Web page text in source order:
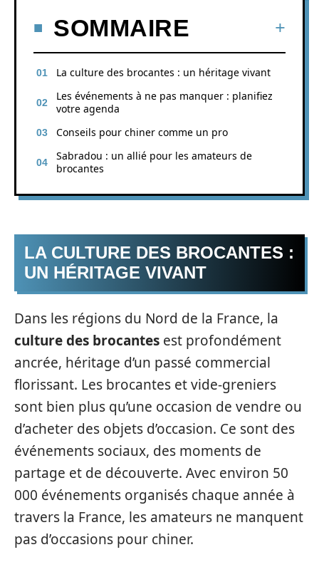
SOMMAIRE
La culture des brocantes : un héritage vivant
Les événements à ne pas manquer : planifiez
votre agenda
Conseils pour chiner comme un pro
Sabradou : un allié pour les amateurs de
brocantes
LA CULTURE DES BROCANTES :
UN HÉRITAGE VIVANT
Dans les régions du Nord de la France, la
culture des brocantes est profondément
ancrée, héritage d’un passé commercial
florissant. Les brocantes et vide-greniers
sont bien plus qu’une occasion de vendre ou
d’acheter des objets d’occasion. Ce sont des
événements sociaux, des moments de
partage et de découverte. Avec environ 50
000 événements organisés chaque année à
travers la France, les amateurs ne manquent
pas d’occasions pour chiner.